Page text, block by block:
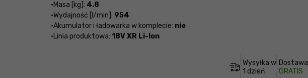
Masa [kg]: 4.8
Wydajność [l/min]: 954
Akumulator i ładowarka w komplecie: nie
Linia produktowa: 18V XR Li-Ion
Wysyłka w
1 dzień
Dostawa
GRATIS